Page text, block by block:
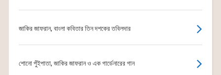
জাকির জাফরান, বাংলা কবিতার তিন দশকের তবিলদার
শোনো পুঁইপাতা, জাকির জাফরান ও এক গার্ডেনারের গান